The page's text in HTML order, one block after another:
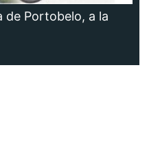
de Portobelo, a la